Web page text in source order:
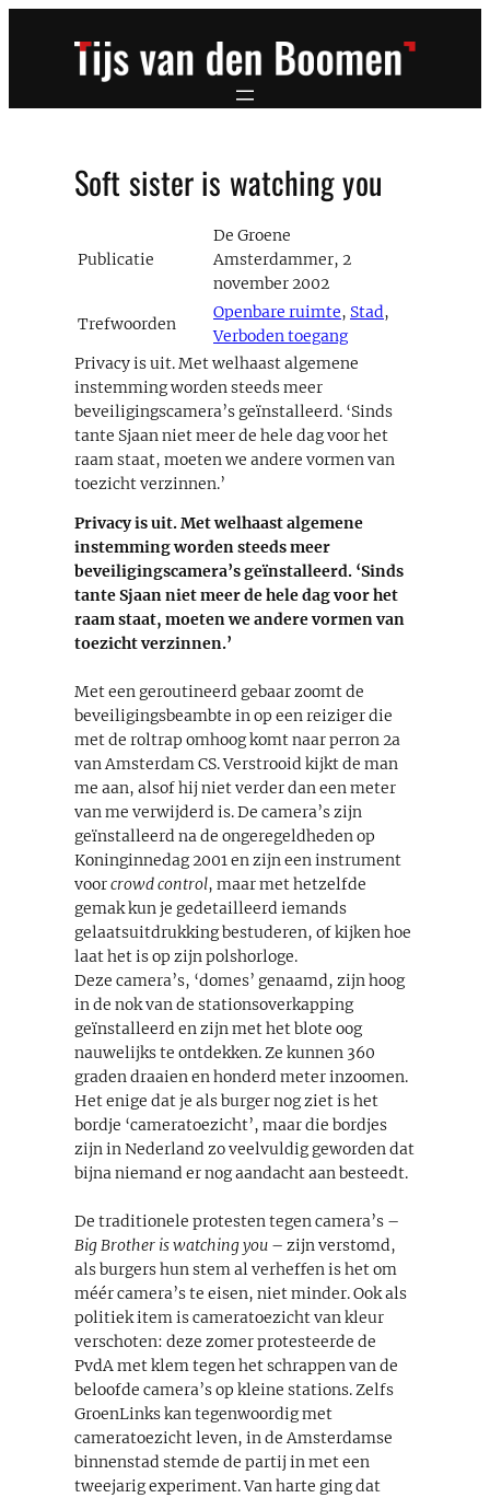
Soft sister is watching you
Publicatie
De Groene
Amsterdammer, 2
november 2002
Trefwoorden
Openbare ruimte, Stad,
Verboden toegang
Privacy is uit. Met welhaast algemene
instemming worden steeds meer
beveiligingscamera’s geïnstalleerd. ‘Sinds
tante Sjaan niet meer de hele dag voor het
raam staat, moeten we andere vormen van
toezicht verzinnen.’
Privacy is uit. Met welhaast algemene
instemming worden steeds meer
beveiligingscamera’s geïnstalleerd. ‘Sinds
tante Sjaan niet meer de hele dag voor het
raam staat, moeten we andere vormen van
toezicht verzinnen.’
Met een geroutineerd gebaar zoomt de
beveiligingsbeambte in op een reiziger die
met de roltrap omhoog komt naar perron 2a
van Amsterdam CS. Verstrooid kijkt de man
me aan, alsof hij niet verder dan een meter
van me verwijderd is. De camera’s zijn
geïnstalleerd na de ongeregeldheden op
Koninginnedag 2001 en zijn een instrument
voorcrowd control, maar met hetzelfde
gemak kun je gedetailleerd iemands
gelaatsuitdrukking bestuderen, of kijken hoe
laat het is op zijn polshorloge.
Deze camera’s, ‘domes’ genaamd, zijn hoog
in de nok van de stationsoverkapping
geïnstalleerd en zijn met het blote oog
nauwelijks te ontdekken. Ze kunnen 360
graden draaien en honderd meter inzoomen.
Het enige dat je als burger nog ziet is het
bordje ‘cameratoezicht’, maar die bordjes
zijn in Nederland zo veelvuldig geworden dat
bijna niemand er nog aandacht aan besteedt.
De traditionele protesten tegen camera’s –
Big Brother is watching you – zijn verstomd,
als burgers hun stem al verheffen is het om
méér camera’s te eisen, niet minder. Ook als
politiek item is cameratoezicht van kleur
verschoten: deze zomer protesteerde de
PvdA met klem tegen het schrappen van de
beloofde camera’s op kleine stations. Zelfs
GroenLinks kan tegenwoordig met
cameratoezicht leven, in de Amsterdamse
binnenstad stemde de partij in met een
tweejarig experiment. Van harte ging dat